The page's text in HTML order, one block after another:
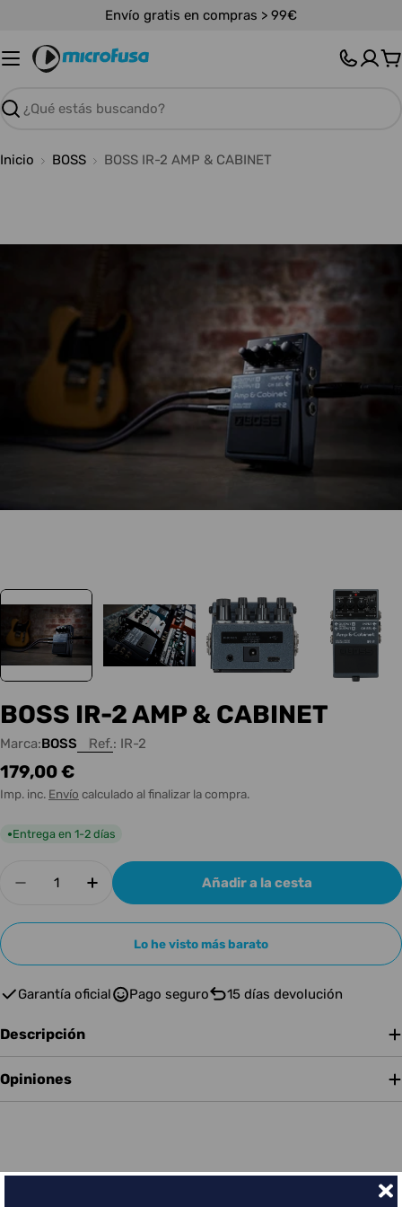
contenido
Envío gratis en compras > 99€
Buscar
Inicio BOSS BOSS IR-2 AMP & CABINET
medios 0 en modal
BOSS IR-2 AMP & CABINET
Marca:BOSS Ref.: IR-2
Precio
habitual
179,00 €
Imp. inc. Envío calculado al finalizar la compra.
●Entrega en 1-2 días
Disminuir cantidad para BOSS IR-2 AMP &amp;
Aumentar cantidad para BOSS IR-2
Añadir a la cesta
Lo he visto más barato
Garantía oficial Pago seguro 15 días devolución
Descripción
Opiniones